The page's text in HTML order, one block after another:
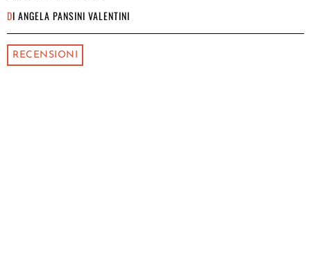
DI ANGELA PANSINI VALENTINI
RECENSIONI